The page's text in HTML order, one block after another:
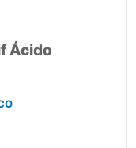
Ácido